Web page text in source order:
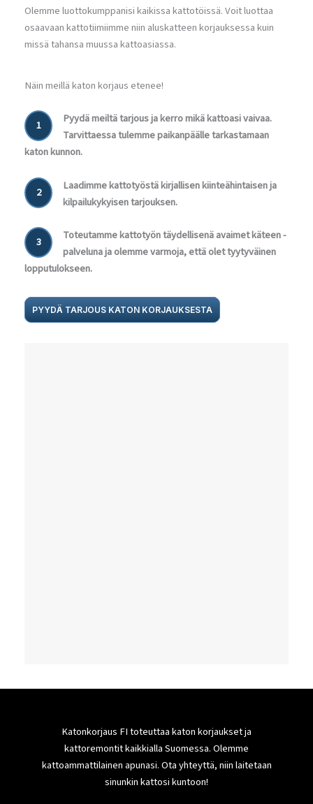
Olemme luottokumppanisi kaikissa kattotöissä. Voit luottaa
osaavaan kattotiimiimme niin aluskatteen korjauksessa kuin
missä tahansa muussa kattoasiassa.
Näin meillä katon korjaus etenee!
1
Pyydä meiltä tarjous ja kerro mikä kattoasi vaivaa.
Tarvittaessa tulemme paikanpäälle tarkastamaan
katon kunnon.
2
Laadimme kattotyöstä kirjallisen kiinteähintaisen ja
kilpailukykyisen tarjouksen.
3
Toteutamme kattotyön täydellisenä avaimet käteen -
palveluna ja olemme varmoja, että olet tyytyväinen
lopputulokseen.
PYYDÄ TARJOUS KATON KORJAUKSESTA
Katonkorjaus FI toteuttaa katon korjaukset ja
kattoremontit kaikkialla Suomessa. Olemme
kattoammattilainen apunasi. Ota yhteyttä, niin laitetaan
sinunkin kattosi kuntoon!